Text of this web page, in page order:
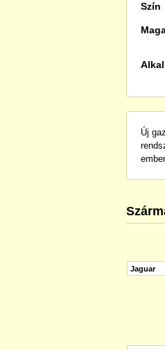
Szín
Új
Jaguar